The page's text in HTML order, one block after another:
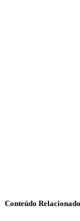
Conteúdo Relacionado